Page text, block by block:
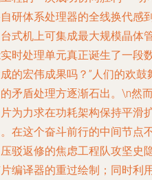
研体系处理器的全线换代感
式机上可集成最大规模晶体
时处理单元真正诞生了一段
的宏伟成果吗？”人们的欢
矛盾处理方逐渐石出。\n然
为力求在功耗架构保持平滑
在这个奋斗前行的中间节点
驳返修的焦虑工程队攻坚史
编译器的重过绘制；同时利